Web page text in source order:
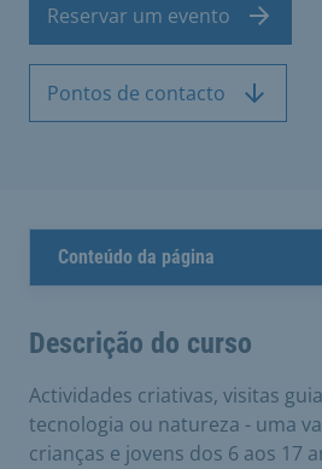
Reservar um evento
Pontos de contacto
Conteúdo da página
Descrição do curso
Actividades criativas, visitas
tecnologia ou natureza - uma
crianças e jovens dos 6 aos 17